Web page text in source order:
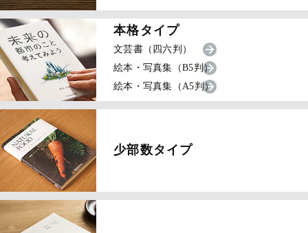
本格タイプ
文芸書（四六判）
絵本・写真集（B5判）
絵本・写真集（A5判）
少部数タイプ